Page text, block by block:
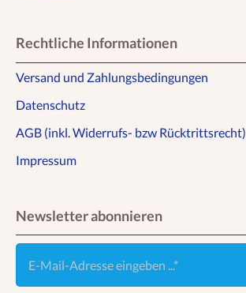
Rechtliche Informationen
Versand und Zahlungsbedingungen
Datenschutz
AGB (inkl. Widerrufs- bzw Rücktrittsrecht)
Impressum
Newsletter abonnieren